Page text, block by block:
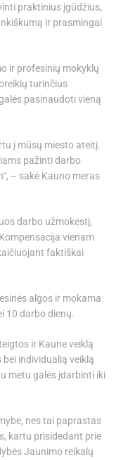
praktinius įgūdžius,
ir prasmingai
ir profesinių mokyklų
turinčius
pasinaudoti vieną
į mūsų miesto ateitį.
pažinti darbo
– sakė Kauno meras
darbo užmokestį,
vienam
faktiškai
algos ir mokama
10 darbo dienų.
ir Kaune veiklą
individualią veiklą
metu galės įdarbinti iki
nes tai paprastas
kartu prisidedant prie
Jaunimo reikalų